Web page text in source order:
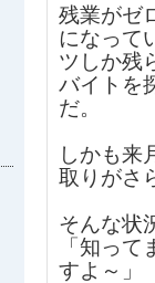
残業がゼ
になって
ツしか残
バイトを
だ。
しかも来
取りがさ
そんな状
「知っ
すよ～」